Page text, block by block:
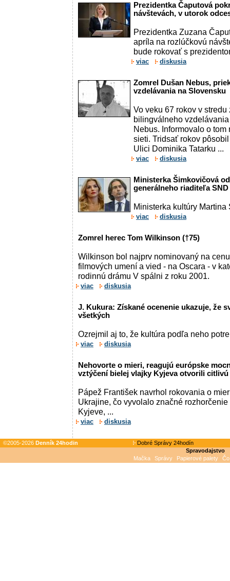
Prezidentka Čaputová
návštevách, v utorok
Prezidentka Zuzana
apríla na rozlúčkovú
bude rokovať s
viac diskusia
Zomrel Dušan Nebus,
vzdelávania na Slovensku
Vo veku 67 rokov v
bilingválneho
Nebus. Informovalo o
sieti. Tridsať rokov
Ulici Dominika Tatarku ...
viac diskusia
Ministerka Šimkovičová
generálneho riaditeľa SND
Ministerka kultúry
viac diskusia
Zomrel herec Tom Wilkinson (†75)
Wilkinson bol najprv nominovaný na
filmových umení a vied - na Oscara - v
rodinnú drámu V spálni z roku 2001.
viac diskusia
J. Kukura: Získané ocenenie ukazuje, že
všetkých
Ozrejmil aj to, že kultúra podľa neho
viac diskusia
Nehovorte o mieri, reagujú európske
vztýčení bielej vlajky Kyjeva otvorili citlivú
Pápež František navrhol rokovania o
Ukrajine, čo vyvolalo značné
Kyjeve, ...
viac diskusia
©2005-2026 Denník 24hodin
Dobré Správy 24hodín
Spravodajstvo
Mačka
Správy Papierové palety